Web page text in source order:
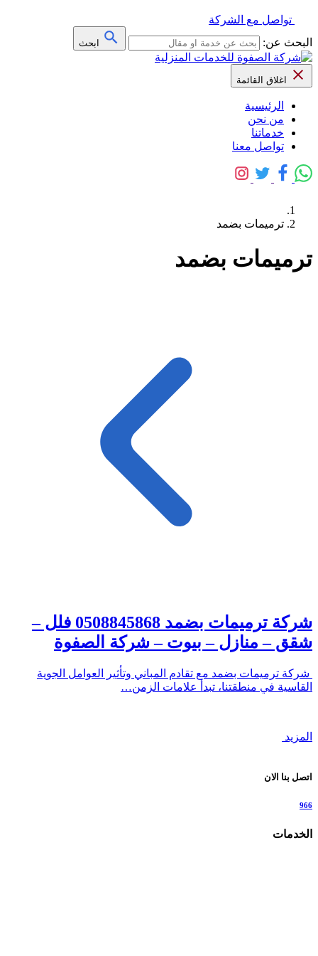
تواصل مع الشركة
البحث عن:
ابحث
اغلاق القائمة
الرئيسية
من نحن
خدماتنا
تواصل معنا
ترميمات بضمد
ترميمات بضمد
شركة ترميمات بضمد 0508845868 فلل –
شقق – منازل – بيوت – شركة الصفوة
شركة ترميمات بضمد مع تقادم المباني وتأثير العوامل الجوية
القاسية في منطقتنا، تبدأ علامات الزمن…
المزيد
اتصل بنا الان
966
الخدمات